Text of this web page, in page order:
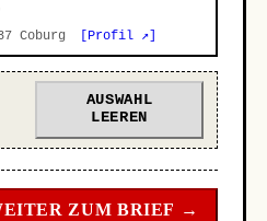
Coburg [Profil ↗]
AUSWAHL
LEEREN
ZUM BRIEF →